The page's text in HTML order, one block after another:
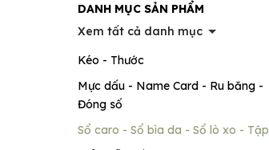
DANH MỤC SẢN PHẨM
Xem tất cả danh mục
Kéo - Thước
Mực dấu - Name Card - Ru băng -
Đóng số
Sổ caro - Sổ bìa da - Sổ lò xo - Tập